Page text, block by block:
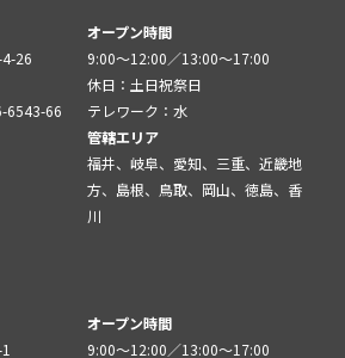
26
6543-66
オープン時間
9:00～12:00／13:00～17:00
休日：土日祝祭日
テレワーク：水
管轄エリア
福井、岐阜、愛知、三重、近畿地
方、島根、鳥取、岡山、徳島、香
川
オープン時間
9:00～12:00／13:00～17:00